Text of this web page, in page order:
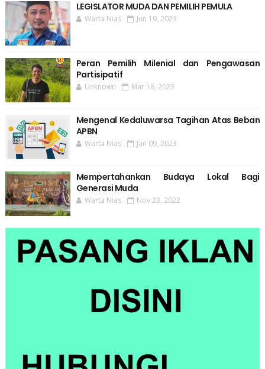
LEGISLATOR MUDA DAN PEMILIH PEMULA
Warta Nias Jun 19, 2023
Peran Pemilih Milenial dan Pengawasan
Partisipatif
Unknown Mar 18, 2023
Mengenal Kedaluwarsa Tagihan Atas Beban
APBN
Warta Nias Jan 09, 2023
Mempertahankan Budaya Lokal Bagi
Generasi Muda
Warta Nias Nov 23, 2022